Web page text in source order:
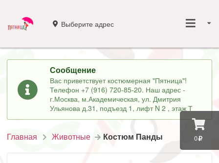
0
Выберите адрес
Сообщение
Вас приветствует костюмерная "Пятница"!
Телефон +7 (916) 720-85-20. Наш адрес -
г.Москва, м.Академическая, ул. Дмитрия
Ульянова д.31, подъезд 1, лифт N 2 , этаж Т
Главная Животные Костюм Панды